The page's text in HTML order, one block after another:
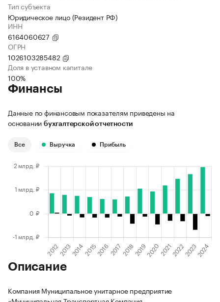
Тип субъекта
Юридическое лицо (Резидент РФ)
ИНН
6164060627
ОГРН
1026103285482
Доля в уставном капитале
100%
Финансы
Данные по финансовым показателям приведены на
основании бухгалтерской отчетности
Все Выручка Прибыль
Описание
Компания Муниципальное унитарное предприятие